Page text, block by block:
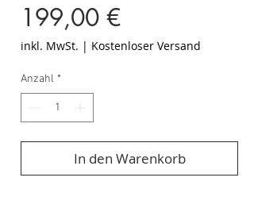
199,00 €Preis
inkl. MwSt. | Kostenloser Versand
Anzahl *
In den Warenkorb